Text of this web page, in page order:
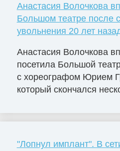
Анастасия Волочкова
Большом театре после
увольнения 20 лет
Анастасия Волочкова
посетила Большой
с хореографом Юрием
который скончался
"Лопнул имплант". В